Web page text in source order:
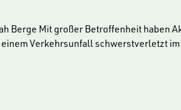
Mit großer Betroffenheit haben
Verkehrsunfall schwerstverletzt